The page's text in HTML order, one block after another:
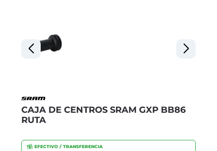
CAJA DE CENTROS SRAM GXP BB86
RUTA
EFECTIVO / TRANSFERENCIA